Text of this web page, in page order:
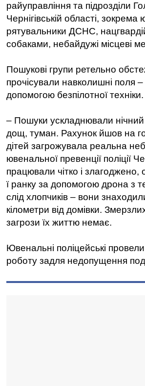
райуправління та підрозділи
Чернігівській області, зокрема
рятувальники ДСНС,
собаками, небайдужі місцеві
Пошукові групи ретельно
прочісували навколишні поля –
допомогою безпілотної техніки.
– Пошуки ускладнювали нічний
дощ, туман. Рахунок йшов на
дітей загрожувала реальна
ювенальної превенції поліції
працювали чітко і
ї ранку за допомогою дрона з
слід хлопчиків – вони
кілометри від домівки.
загрози їх життю немає.
Ювенальні поліцейські
роботу задля недопущення